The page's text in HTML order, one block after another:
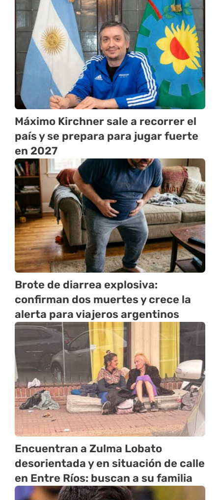
Máximo Kirchner sale a recorrer el
país y se prepara para jugar fuerte
en 2027
Brote de diarrea explosiva:
confirman dos muertes y crece la
alerta para viajeros argentinos
Encuentran a Zulma Lobato
desorientada y en situación de calle
en Entre Ríos: buscan a su familia